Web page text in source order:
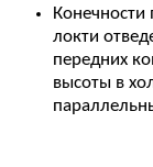
Конечности
локти
передних
высоты в